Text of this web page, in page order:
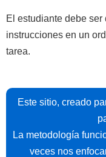
El estudiante debe
instrucciones en un
tarea.
Este sitio, creado
La metodología
veces nos